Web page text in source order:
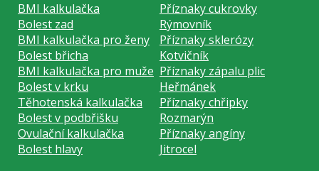
BMI kalkulačka
Příznaky cukrovky
Bolest zad
Rýmovník
BMI kalkulačka pro ženy
Příznaky sklerózy
Bolest břicha
Kotvičník
BMI kalkulačka pro muže Příznaky zápalu plic
Bolest v krku
Heřmánek
Těhotenská kalkulačka
Příznaky chřipky
Bolest v podbřišku
Rozmarýn
Ovulační kalkulačka
Příznaky angíny
Bolest hlavy
Jitrocel